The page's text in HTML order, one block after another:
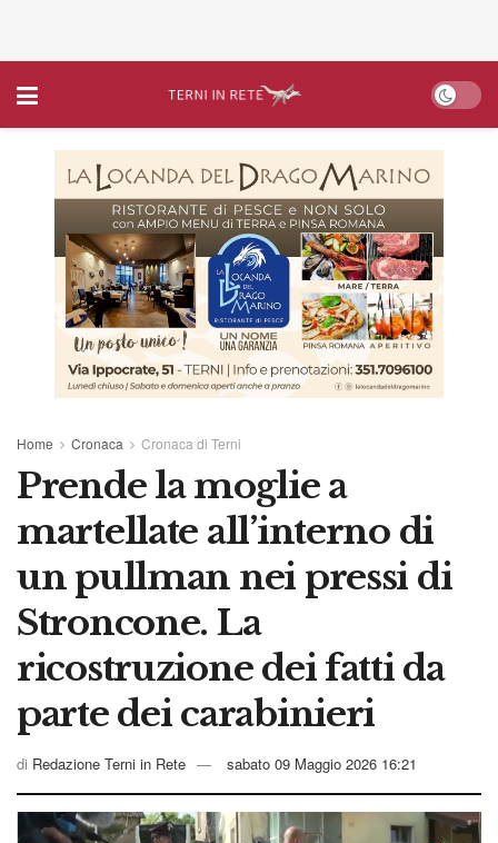
Home Cronaca Cronaca di Terni
Prende la moglie a
martellate all’interno di
un pullman nei pressi di
Stroncone. La
ricostruzione dei fatti da
parte dei carabinieri
di Redazione Terni in Rete sabato 09 Maggio 2026 16:21